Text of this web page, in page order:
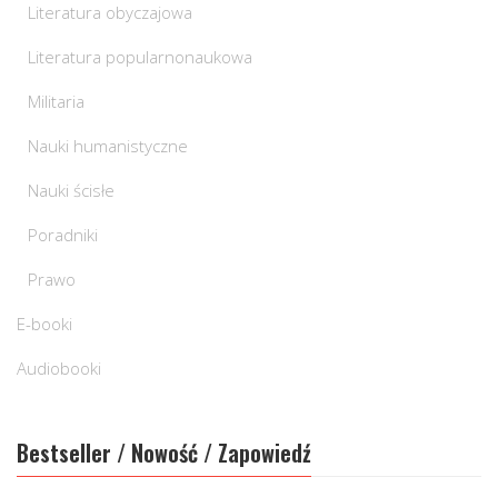
Literatura obyczajowa
Literatura popularnonaukowa
Militaria
Nauki humanistyczne
Nauki ścisłe
Poradniki
Prawo
E-booki
Audiobooki
Bestseller / Nowość / Zapowiedź